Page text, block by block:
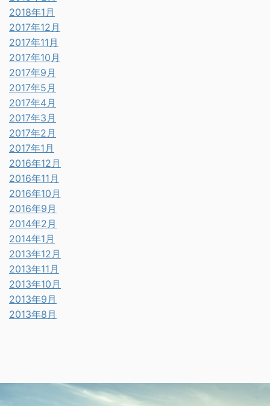
2018年1月
2017年12月
2017年11月
2017年10月
2017年9月
2017年5月
2017年4月
2017年3月
2017年2月
2017年1月
2016年12月
2016年11月
2016年10月
2016年9月
2014年2月
2014年1月
2013年12月
2013年11月
2013年10月
2013年9月
2013年8月